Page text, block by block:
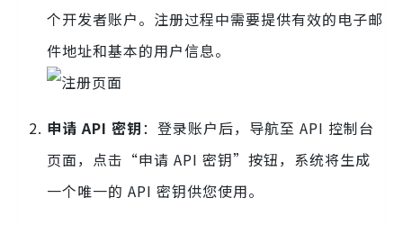
个开发者账户。注册过程中需要提供有效的电子邮
件地址和基本的用户信息。
申请 API 密钥：登录账户后，导航至 API 控制台
页面，点击“申请 API 密钥”按钮，系统将生成
一个唯一的 API 密钥供您使用。